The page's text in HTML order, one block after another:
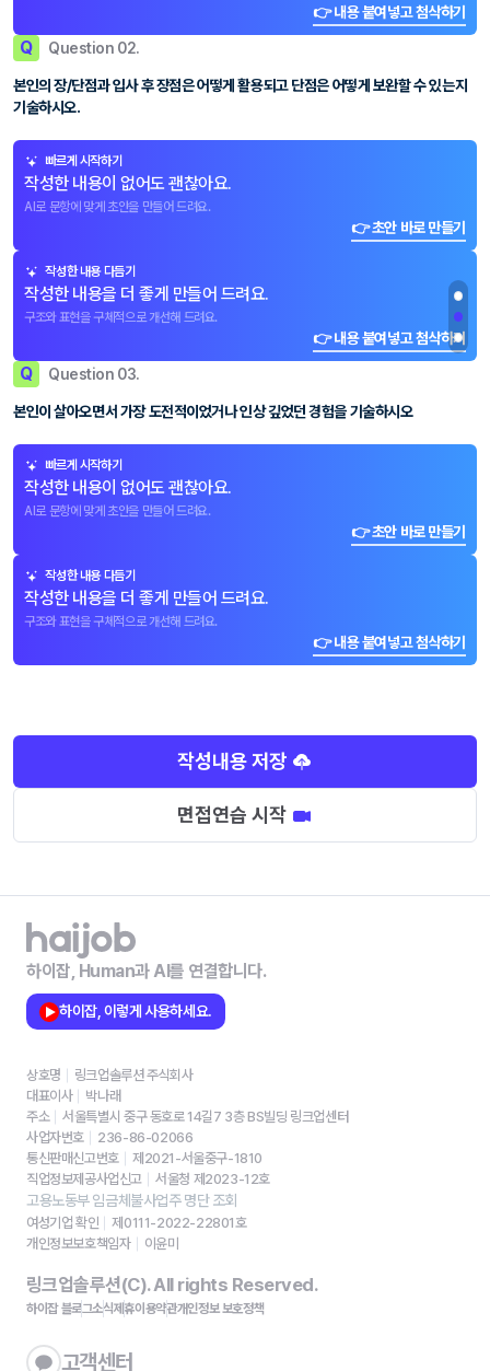
👉 내용 붙여넣고 첨삭하기
Q Question 02.
본인의 장/단점과 입사 후 장점은 어떻게 활용되고 단점은 어떻게 보완할 수 있는지
기술하시오.
빠르게 시작하기
작성한 내용이 없어도 괜찮아요.
AI로 문항에 맞게 초안을 만들어 드려요.
👉 초안 바로 만들기
작성한 내용 다듬기
작성한 내용을 더 좋게 만들어 드려요.
구조와 표현을 구체적으로 개선해 드려요.
👉 내용 붙여넣고 첨삭하기
Q Question 03.
본인이 살아오면서 가장 도전적이었거나 인상 깊었던 경험을 기술하시오
빠르게 시작하기
작성한 내용이 없어도 괜찮아요.
AI로 문항에 맞게 초안을 만들어 드려요.
👉 초안 바로 만들기
작성한 내용 다듬기
작성한 내용을 더 좋게 만들어 드려요.
구조와 표현을 구체적으로 개선해 드려요.
👉 내용 붙여넣고 첨삭하기
작성내용 저장
면접연습 시작
하이잡, Human과 AI를 연결합니다.
하이잡, 이렇게 사용하세요.
상호명
링크업솔루션 주식회사
대표이사
박나래
주소
서울특별시 중구 동호로 14길7 3층 BS빌딩 링크업센터
사업자번호
236-86-02066
통신판매신고번호
제2021-서울중구-1810
직업정보제공사업신고
서울청 제2023-12호
고용노동부 임금체불사업주 명단 조회
여성기업 확인
제0111-2022-22801호
개인정보보호책임자
이윤미
링크업솔루션(C). All rights Reserved.
하이잡 블로그소식제휴이용약관개인정보 보호정책
고객센터